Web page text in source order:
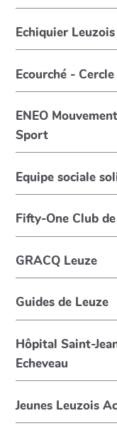
Echiquier Leuzois
Ecourché -
ENEO
Sport
Equipe sociale
Fifty-One Club
GRACQ Leuze
Guides de Leuze
Hôpital Saint-
Echeveau
Jeunes Leuzois